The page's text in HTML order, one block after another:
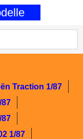
Traction 1/87
87
87
1/87